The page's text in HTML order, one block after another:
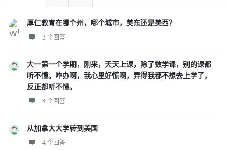
厚仁教育在哪个州，哪个城市，美东还是美西？
3 个回答
大一第一个学期，刚来，天天上课，除了数学课，别的课都
听不懂。咋办啊，我心里好慌啊，弄得我都不想去上学了，
反正都听不懂。
4 个回答
从加拿大大学转到美国
4 个回答